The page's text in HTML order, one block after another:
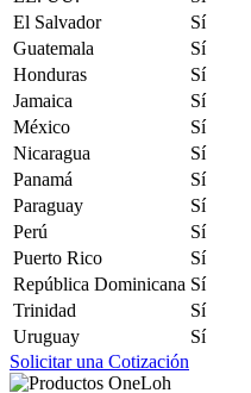
El Salvador
Sí
Guatemala
Sí
Honduras
Sí
Jamaica
Sí
México
Sí
Nicaragua
Sí
Panamá
Sí
Paraguay
Sí
Perú
Sí
Puerto Rico
Sí
República Dominicana Sí
Trinidad
Sí
Uruguay
Sí
Solicitar una Cotización